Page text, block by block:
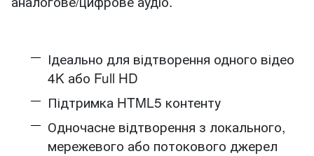
Ідеально для відтворення одного відео
4K або Full HD
Підтримка HTML5 контенту
Одночасне відтворення з локального,
мережевого або потокового джерел